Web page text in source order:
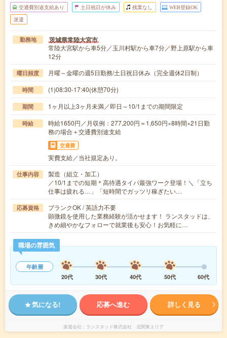
交通費別途支給あり 土日祝日が休み 残業なし WEB登録OK
派遣
勤務地 茨城県常陸大宮市
常陸大宮駅から車5分／玉川村駅から車7分／野上原駅から車
12分
曜日頻度 月曜～金曜の週5日勤務/土日祝日休み（完全週休2日制）
時間 (1)08:30-17:40(休憩70分)
期間 1ヶ月以上3ヶ月未満／即日～10/1までの期間限定
時給
時給1650円／月収例：277,200円＝1,650円×8時間×21日勤
務の場合＋交通費別途支給
交通費
実費支給／当社規定あり。
仕事内容
製造（組立・加工）
／10/1までの短期＊高待遇タイパ最強ワーク登場！＼「立ち
仕事は疲れる…」「短時間でガッツリ稼ぎたい…
応募資格
ブランクOK / 英語力不要
顕微鏡を使用した業務経験が活かせます！ ランスタッドは、
きめ細やかなフォローで就業後も安心！お気軽に…
職場の雰囲気
年齢層
20代
30代 40代 50代 60代
気になる! 応募へ進む 詳しく見る
派遣会社 ランスタッド株式会社 北関東エリア